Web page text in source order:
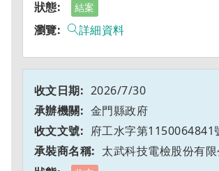
結案
詳細資料
2026/7/30
金門縣政府
府工水字第1150064841
太武科技電檢股份有限